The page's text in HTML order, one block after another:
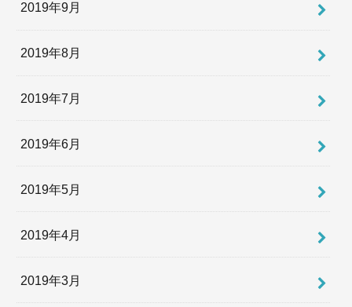
2019年9月
2019年8月
2019年7月
2019年6月
2019年5月
2019年4月
2019年3月